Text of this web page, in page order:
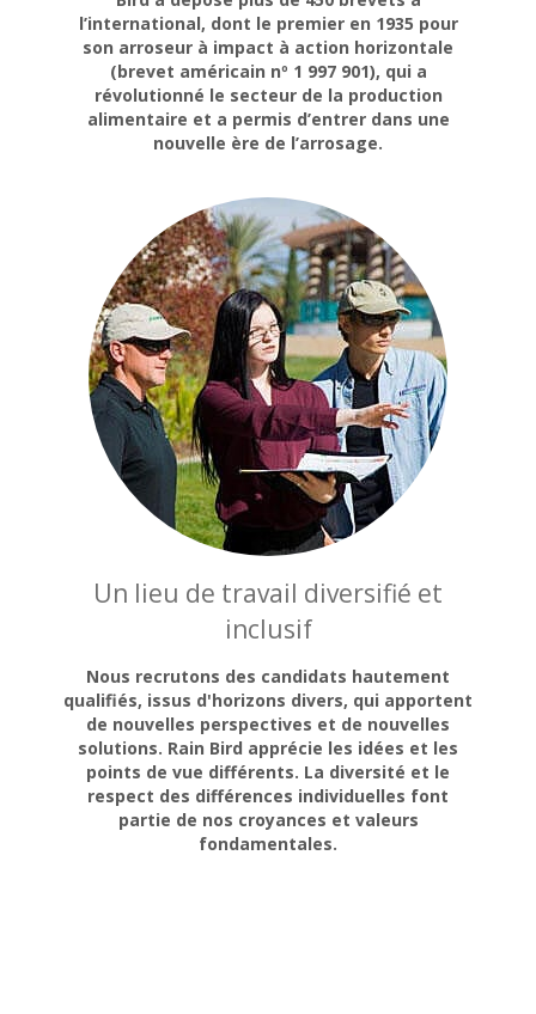
l’international, dont le premier en 1935 pour
son arroseur à impact à action horizontale
(brevet américain nº 1 997 901), qui a
révolutionné le secteur de la production
alimentaire et a permis d’entrer dans une
nouvelle ère de l’arrosage.
Un lieu de travail diversifié et
inclusif
Nous recrutons des candidats hautement
qualifiés, issus d'horizons divers, qui apportent
de nouvelles perspectives et de nouvelles
solutions. Rain Bird apprécie les idées et les
points de vue différents. La diversité et le
respect des différences individuelles font
partie de nos croyances et valeurs
fondamentales.